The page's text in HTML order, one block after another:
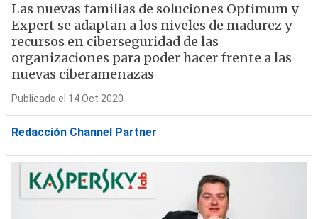
Las nuevas familias de soluciones Optimum y
Expert se adaptan a los niveles de madurez y
recursos en ciberseguridad de las
organizaciones para poder hacer frente a las
nuevas ciberamenazas
Publicado el 14 Oct 2020
Redacción Channel Partner